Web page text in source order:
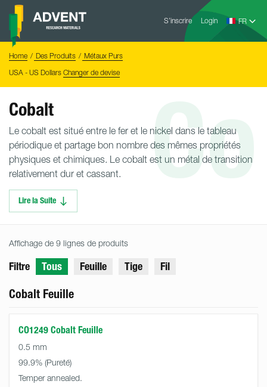
Skip
content
S’inscrire Login
Advent
Home Des Produits
Métaux Purs
USA - US Dollars Changer de devise
Cobalt
Le cobalt est situé entre le fer et le nickel dans le tableau
périodique et partage bon nombre des mêmes propriétés
physiques et chimiques. Le cobalt est un métal de transition
relativement dur et cassant.
Lire la Suite Co
Affichage de 9 lignes de produits
Filtre Tous Feuille Tige Fil
Cobalt Feuille
CO1249 Cobalt Feuille
0.5 mm
99.9%
Temper annealed.